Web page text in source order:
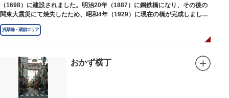
（1698）に建設されました。明治20年（1887）に鋼鉄橋になり、その後の
関東大震災にて焼失したため、昭和4年（1929）に現在の橋が完成しまし
た。
浅草橋・蔵前エリア
おかず横丁